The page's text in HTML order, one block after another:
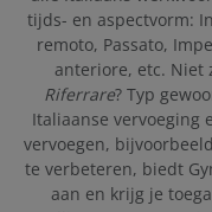
tijds- en aspectvorm:
remoto, Passato,
anteriore, etc. Niet
Riferrare? Typ
Italiaanse vervoeging
vervoegen,
te verbeteren, biedt
aan en krijg je